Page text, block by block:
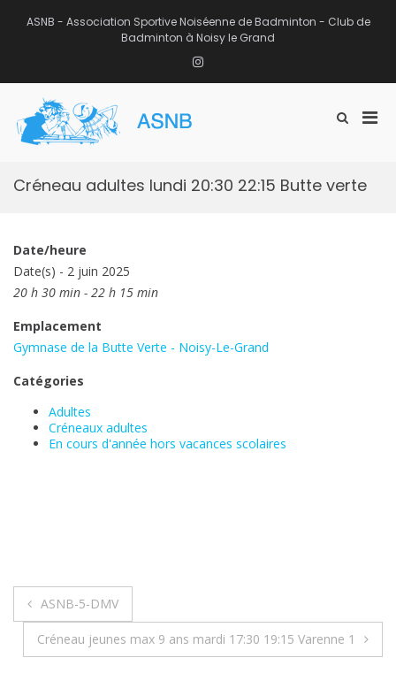
ASNB - Association Sportive Noiséenne de Badminton - Club de
Badminton à Noisy le Grand
Instagram
Afficher
recherche
Créneau adultes lundi 20:30 22:15 Butte verte
Date/heure
Date(s) - 2 juin 2025
20 h 30 min - 22 h 15 min
Emplacement
Gymnase de la Butte Verte - Noisy-Le-Grand
Catégories
Adultes
Créneaux adultes
En cours d'année hors vacances scolaires
Navigation
de
ASNB-5-DMV
Créneau jeunes max 9 ans mardi 17:30 19:15 Varenne 1